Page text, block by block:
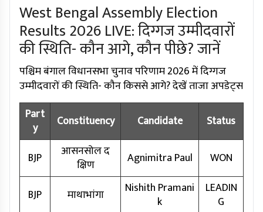
West Bengal Assembly Election
Results 2026 LIVE: दिग्गज उम्मीदवारों
की स्थिति- कौन आगे, कौन पीछे? जानें
पश्चिम बंगाल विधानसभा चुनाव परिणाम 2026 में दिग्गज
उम्मीदवारों की स्थिति- कौन किससे आगे? देखें ताजा अपडेट्स
Part
y
Constituency Candidate Status
BJP
आसनसोल द
क्षिण
Agnimitra Paul WON
BJP माथाभांगा
Nishith Pramani
k
LEADIN
G